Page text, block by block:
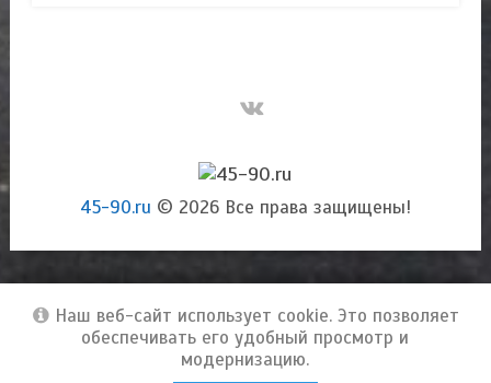
45-90.ru © 2026 Все права защищены!
Наш веб-сайт использует cookie. Это позволяет
обеспечивать его удобный просмотр и
модернизацию.